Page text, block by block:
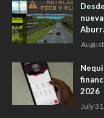
2026
July